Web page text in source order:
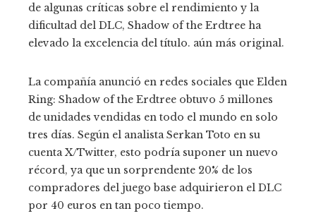
de algunas críticas sobre el rendimiento y la
dificultad del DLC, Shadow of the Erdtree ha
elevado la excelencia del título. aún más original.
La compañía anunció en redes sociales que Elden
Ring: Shadow of the Erdtree obtuvo 5 millones
de unidades vendidas en todo el mundo en solo
tres días. Según el analista Serkan Toto en su
cuenta X/Twitter, esto podría suponer un nuevo
récord, ya que un sorprendente 20% de los
compradores del juego base adquirieron el DLC
por 40 euros en tan poco tiempo.